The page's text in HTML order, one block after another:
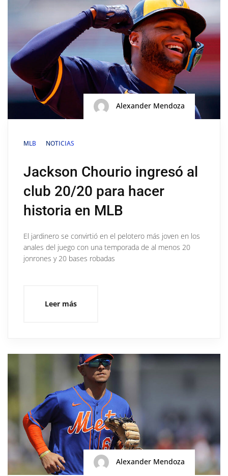
Alexander Mendoza
MLB NOTICIAS
Jackson Chourio ingresó al
club 20/20 para hacer
historia en MLB
El jardinero se convirtió en el pelotero más joven en los
anales del juego con una temporada de al menos 20
jonrones y 20 bases robadas
Leer más
Alexander Mendoza